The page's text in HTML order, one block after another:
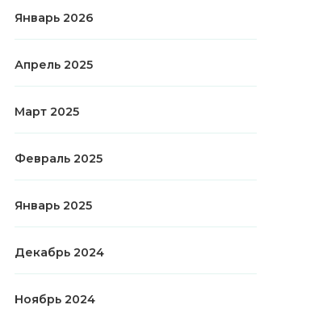
Январь 2026
Апрель 2025
Март 2025
Февраль 2025
Январь 2025
Декабрь 2024
Ноябрь 2024